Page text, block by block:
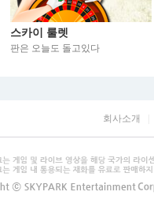
스카이 룰렛
판은 오늘도 돌고있다
회사소개